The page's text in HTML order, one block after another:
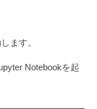
ます。
Notebookを起